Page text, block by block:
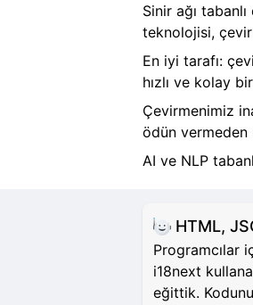
Sinir ağı
teknolojisi,
En iyi tarafı:
hızlı ve kolay
Çevirmenimiz
ödün vermeden
AI ve NLP
HTML,
Programcılar
i18next
eğittik.